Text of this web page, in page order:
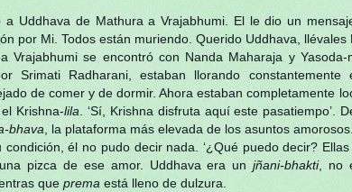
a Uddhava de Mathura a Vrajabhumi. El le dio un
por Mi. Todos están muriendo. Querido Uddhava, llévales
se encontró con Nanda Maharaja y Yasoda-
Srimati Radharani, estaban llorando
de comer y de dormir. Ahora estaban completamente
Krishna-lila . ‘Sí, Krishna disfruta aquí este
bhava , la plataforma más elevada de los asuntos amorosos.
él no pudo decir nada. ‘¿Qué puedo decir?
pizca de ese amor. Uddhava era unjñani-bhakti, no
que prema está lleno de dulzura.